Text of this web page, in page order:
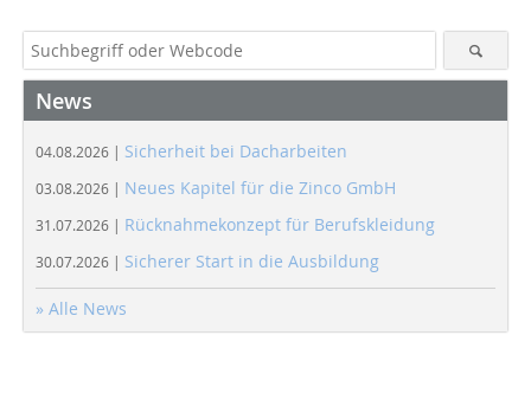
News
04.08.2026 | Sicherheit bei Dacharbeiten
03.08.2026 | Neues Kapitel für die Zinco GmbH
31.07.2026 | Rücknahmekonzept für Berufskleidung
30.07.2026 | Sicherer Start in die Ausbildung
» Alle News